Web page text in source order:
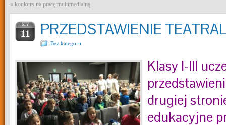
« konkurs na pracę multimedialną
STY
11 PRZEDSTAWIENIE
Bez kategorii
Klasy I-III
drugiej
edukacyjne